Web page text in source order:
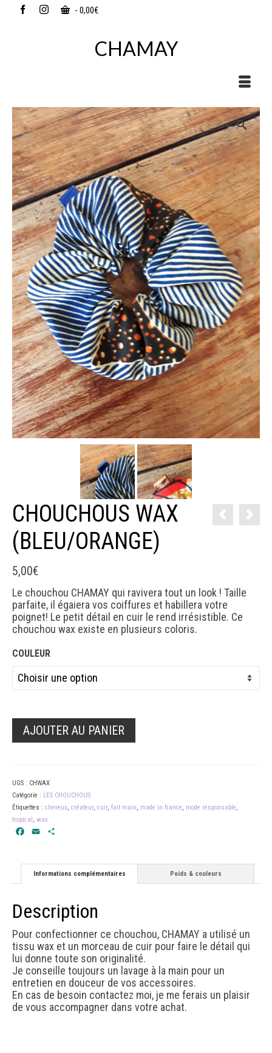
- 0,00€
CHAMAY
CHOUCHOUS WAX
(BLEU/ORANGE)
5,00€
Le chouchou CHAMAY qui ravivera tout un look ! Taille
parfaite, il égaiera vos coiffures et habillera votre
poignet! Le petit détail en cuir le rend irrésistible. Ce
chouchou wax existe en plusieurs coloris.
COULEUR
AJOUTER AU PANIER
UGS : CHWAX
Catégorie : LES CHOUCHOUS
Étiquettes : cheveux, créateur, cuir, fait main, made in france, mode responsable,
tropical, wax
Facebook
Email
Informations complémentaires Poids & couleurs
Description
Pour confectionner ce chouchou, CHAMAY a utilisé un
tissu wax et un morceau de cuir pour faire le détail qui
lui donne toute son originalité.
Je conseille toujours un lavage à la main pour un
entretien en douceur de vos accessoires.
En cas de besoin contactez moi, je me ferais un plaisir
de vous accompagner dans votre achat.